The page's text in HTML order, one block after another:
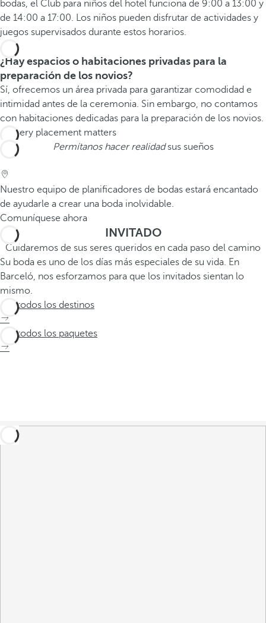
bodas, el Club para niños del hotel funciona de 9:00 a 13:00 y
de 14:00 a 17:00. Los niños pueden disfrutar de actividades y
juegos supervisados durante estos horarios.
¿Hay espacios o habitaciones privadas para la
preparación de los novios?
Sí, ofrecemos un área privada para garantizar comodidad e
intimidad antes de la ceremonia. Sin embargo, no contamos
con habitaciones dedicadas para la preparación de los novios.
Permítanos hacer realidadsus sueños
Nuestro equipo de planificadores de bodas estará encantado
de ayudarle a crear una boda inolvidable.
Comuníquese ahora
INVITADO
Cuidaremos de sus seres queridos en cada paso del camino
Su boda es uno de los días más especiales de su vida. En
Barceló, nos esforzamos para que los invitados sientan lo
mismo.
Ver todos los destinos
Ver todos los paquetes